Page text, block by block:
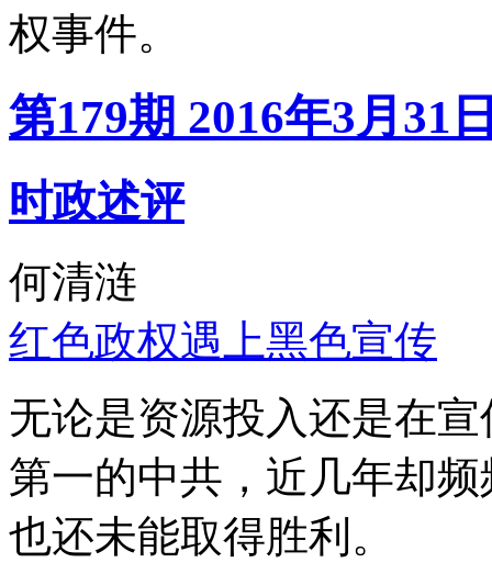
权事件。
第179期 2016年3月31
时政述评
何清涟
红色政权遇上黑色宣传
无论是资源投入还是在
第一的中共，近几年却
也还未能取得胜利。